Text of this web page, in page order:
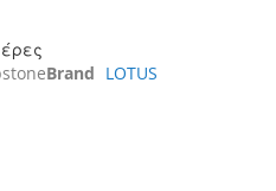
Brand LOTUS